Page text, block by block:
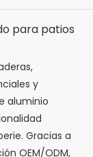
para patios
y
aluminio
Gracias a
OEM/ODM,